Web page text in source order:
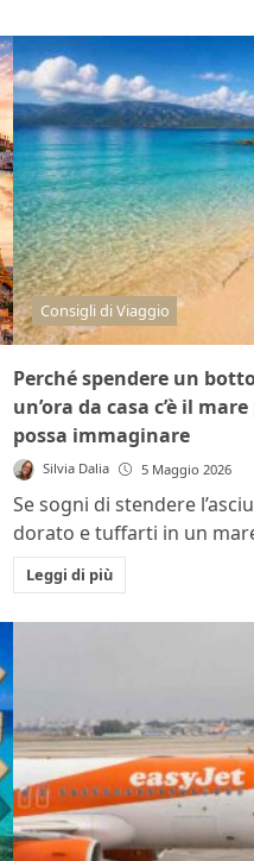
Consigli di Viaggio
Perché spendere un
un’ora da casa c’è il
possa immaginare
Silvia Dalia 5 Maggio 2026
Se sogni di stendere
dorato e tuffarti in un
Leggi di più